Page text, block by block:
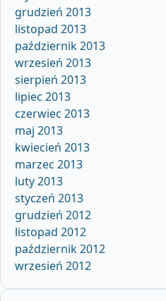
grudzień 2013
listopad 2013
październik 2013
wrzesień 2013
sierpień 2013
lipiec 2013
czerwiec 2013
maj 2013
kwiecień 2013
marzec 2013
luty 2013
styczeń 2013
grudzień 2012
listopad 2012
październik 2012
wrzesień 2012